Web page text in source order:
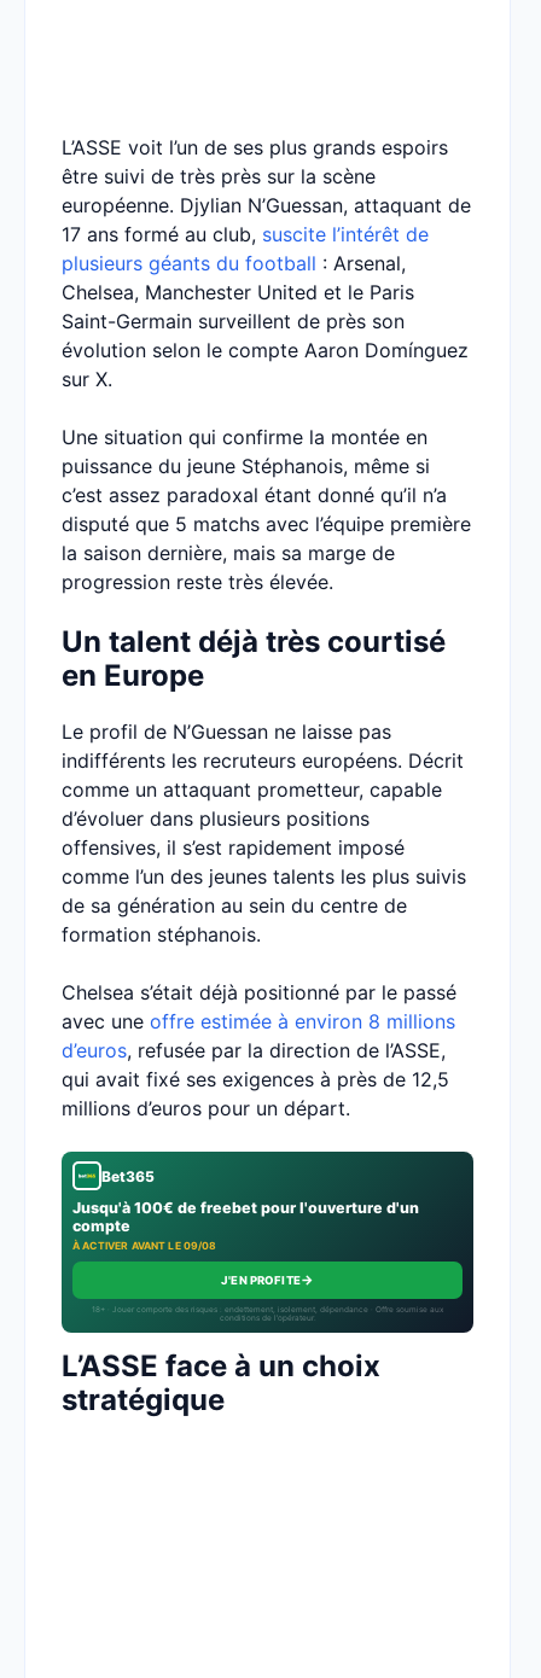
L’ASSE voit l’un de ses plus grands espoirs
être suivi de très près sur la scène
européenne. Djylian N’Guessan, attaquant de
17 ans formé au club, suscite l’intérêt de
plusieurs géants du football : Arsenal,
Chelsea, Manchester United et le Paris
Saint-Germain surveillent de près son
évolution selon le compte Aaron Domínguez
sur X.
Une situation qui confirme la montée en
puissance du jeune Stéphanois, même si
c’est assez paradoxal étant donné qu’il n’a
disputé que 5 matchs avec l’équipe première
la saison dernière, mais sa marge de
progression reste très élevée.
Un talent déjà très courtisé
en Europe
Le profil de N’Guessan ne laisse pas
indifférents les recruteurs européens. Décrit
comme un attaquant prometteur, capable
d’évoluer dans plusieurs positions
offensives, il s’est rapidement imposé
comme l’un des jeunes talents les plus suivis
de sa génération au sein du centre de
formation stéphanois.
Chelsea s’était déjà positionné par le passé
avec une offre estimée à environ 8 millions
d’euros, refusée par la direction de l’ASSE,
qui avait fixé ses exigences à près de 12,5
millions d’euros pour un départ.
Bet365
Jusqu'à 100€ de freebet pour l'ouverture d'un
compte
À ACTIVER AVANT LE 09/08
J'EN PROFITE→
18+ · Jouer comporte des risques : endettement, isolement, dépendance · Offre soumise aux
conditions de l’opérateur.
L’ASSE face à un choix
stratégique